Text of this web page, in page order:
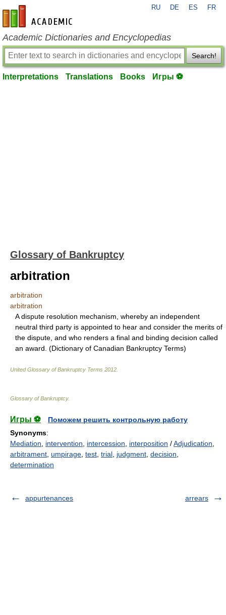
en-academic.com
RU DE ES FR
Academic Dictionaries and Encyclopedias
Search!
Interpretations Translations Books Игры ⚽
Glossary of Bankruptcy
arbitration
arbitration
arbitration
A dispute resolution mechanism, whereby an independent
neutral third party is appointed to hear and consider the merits of
the dispute, and who renders a final and binding decision called
an award. (Dictionary of Canadian Bankruptcy Terms)
United Glossary of Bankruptcy Terms 2012
Glossary of Bankruptcy.
Игры ⚽
Поможем решить контрольную работу
Synonyms:
Mediation
intervention intercession interposition /Adjudication
arbitrament umpirage test trial judgment decision
determination
appurtenances arrears